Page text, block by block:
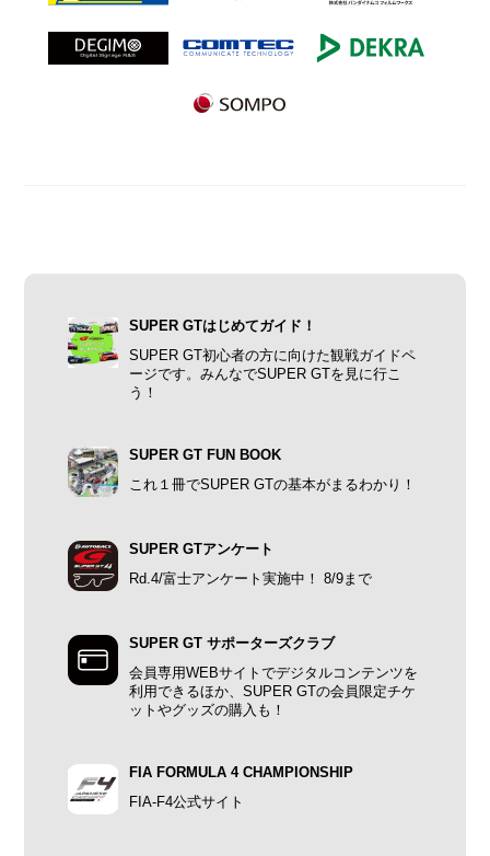
SUPER GTはじめてガイド！
SUPER GT初心者の方に向けた観戦ガイドペ
ージです。みんなでSUPER GTを見に行こ
う！
SUPER GT FUN BOOK
これ１冊でSUPER GTの基本がまるわかり！
SUPER GTアンケート
Rd.4/富士アンケート実施中！ 8/9まで
SUPER GT サポーターズクラブ
会員専用WEBサイトでデジタルコンテンツを
利用できるほか、SUPER GTの会員限定チケ
ットやグッズの購入も！
FIA FORMULA 4 CHAMPIONSHIP
FIA-F4公式サイト